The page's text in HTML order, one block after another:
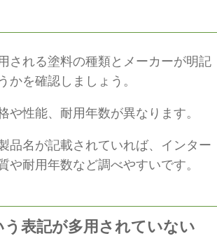
される塗料の種類とメーカーが明記
かを確認しましょう。
や性能、耐用年数が異なります。
品名が記載されていれば、インター
や耐用年数など調べやすいです。
う表記が多用されていない